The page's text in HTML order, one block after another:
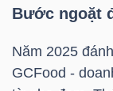
Bước ngoặt
Năm 2025
GCFood -